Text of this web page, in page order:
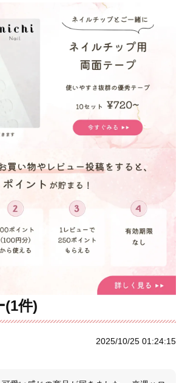
(1件)
2025/10/25 01:24:15